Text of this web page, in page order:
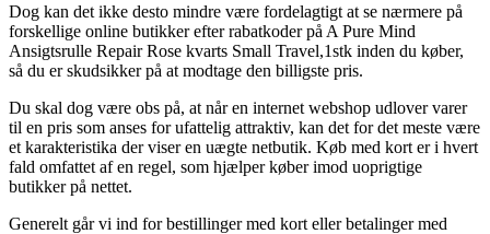
Dog kan det ikke desto mindre være fordelagtigt at se nærmere på
forskellige online butikker efter rabatkoder på A Pure Mind
Ansigtsrulle Repair Rose kvarts Small Travel,1stk inden du køber,
så du er skudsikker på at modtage den billigste pris.
Du skal dog være obs på, at når en internet webshop udlover varer
til en pris som anses for ufattelig attraktiv, kan det for det meste være
et karakteristika der viser en uægte netbutik. Køb med kort er i hvert
fald omfattet af en regel, som hjælper køber imod uoprigtige
butikker på nettet.
Generelt går vi ind for bestillinger med kort eller betalinger med